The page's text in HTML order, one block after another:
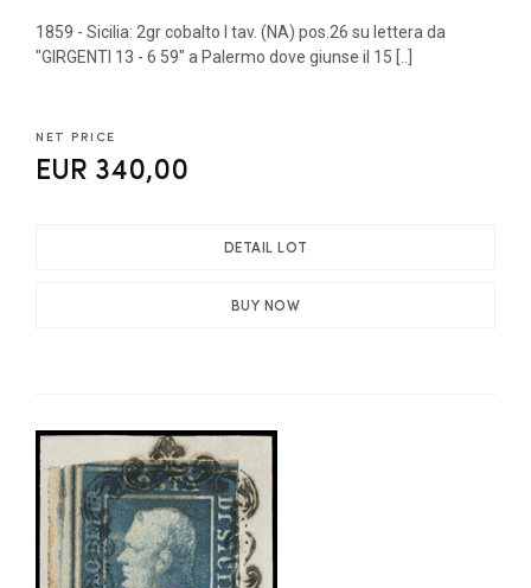
1859 - Sicilia: 2gr cobalto I tav. (NA) pos.26 su lettera da
"GIRGENTI 13 - 6 59" a Palermo dove giunse il 15 [..]
NET PRICE
EUR 340,00
DETAIL LOT
BUY NOW